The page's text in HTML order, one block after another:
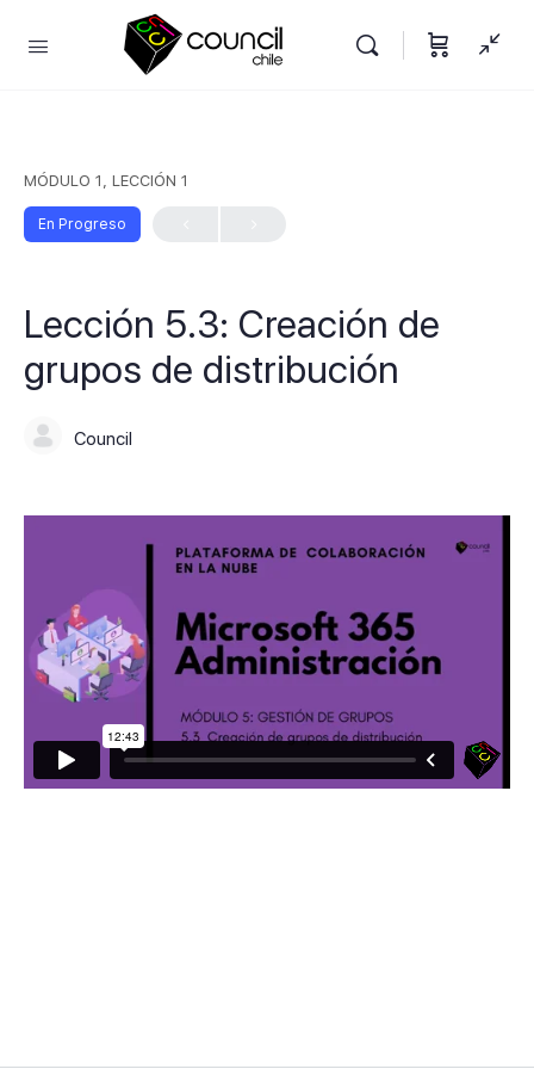
MÓDULO 1, LECCIÓN 1
En Progreso
Lección 5.3: Creación de
grupos de distribución
Council